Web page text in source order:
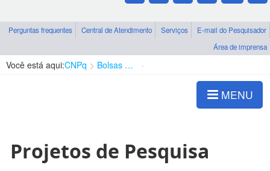
Perguntas frequentes Central de Atendimento Serviços
E-mail do Pesquisador
Área de imprensa
Você está aqui:CNPq Bolsas e Auxílios Vigentes
MENU
Projetos de Pesquisa